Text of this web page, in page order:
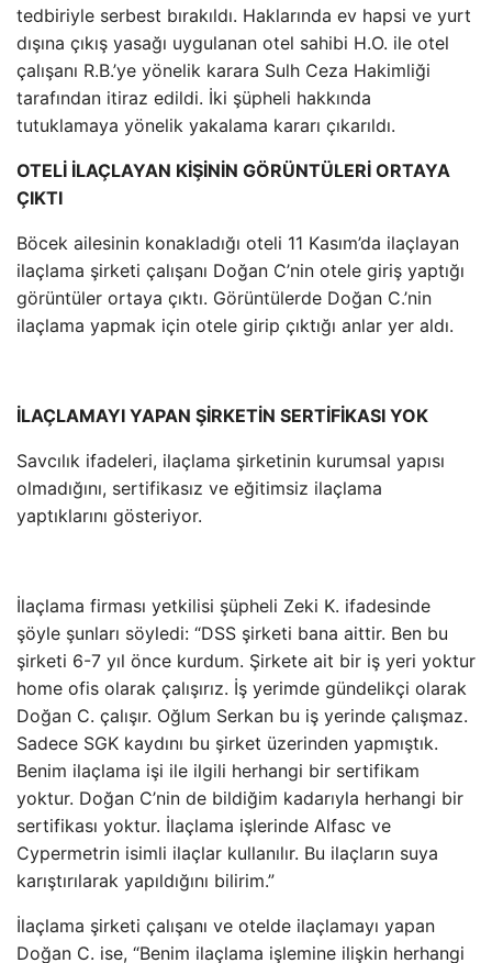
tedbiriyle serbest bırakıldı. Haklarında ev hapsi ve yurt
dışına çıkış yasağı uygulanan otel sahibi H.O. ile otel
çalışanı R.B.’ye yönelik karara Sulh Ceza Hakimliği
tarafından itiraz edildi. İki şüpheli hakkında
tutuklamaya yönelik yakalama kararı çıkarıldı.
OTELİ İLAÇLAYAN KİŞİNİN GÖRÜNTÜLERİ ORTAYA
ÇIKTI
Böcek ailesinin konakladığı oteli 11 Kasım’da ilaçlayan
ilaçlama şirketi çalışanı Doğan C’nin otele giriş yaptığı
görüntüler ortaya çıktı. Görüntülerde Doğan C.’nin
ilaçlama yapmak için otele girip çıktığı anlar yer aldı.
İLAÇLAMAYI YAPAN ŞİRKETİN SERTİFİKASI YOK
Savcılık ifadeleri, ilaçlama şirketinin kurumsal yapısı
olmadığını, sertifikasız ve eğitimsiz ilaçlama
yaptıklarını gösteriyor.
İlaçlama firması yetkilisi şüpheli Zeki K. ifadesinde
şöyle şunları söyledi: “DSS şirketi bana aittir. Ben bu
şirketi 6-7 yıl önce kurdum. Şirkete ait bir iş yeri yoktur
home ofis olarak çalışırız. İş yerimde gündelikçi olarak
Doğan C. çalışır. Oğlum Serkan bu iş yerinde çalışmaz.
Sadece SGK kaydını bu şirket üzerinden yapmıştık.
Benim ilaçlama işi ile ilgili herhangi bir sertifikam
yoktur. Doğan C’nin de bildiğim kadarıyla herhangi bir
sertifikası yoktur. İlaçlama işlerinde Alfasc ve
Cypermetrin isimli ilaçlar kullanılır. Bu ilaçların suya
karıştırılarak yapıldığını bilirim.”
İlaçlama şirketi çalışanı ve otelde ilaçlamayı yapan
Doğan C. ise, “Benim ilaçlama işlemine ilişkin herhangi